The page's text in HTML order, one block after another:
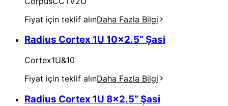
Fiyat için teklif alınDaha Fazla Bilgi
Radius Cortex 1U 10x2.5” Şasi
Cortex1U&10
Fiyat için teklif alınDaha Fazla Bilgi
Radius Cortex 1U 8x2.5” Şasi